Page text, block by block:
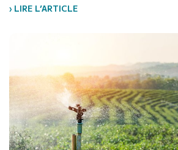
› LIRE L’ARTICLE